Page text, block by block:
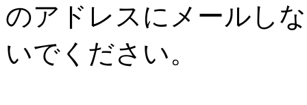
のアドレスにメールしな
いでください。